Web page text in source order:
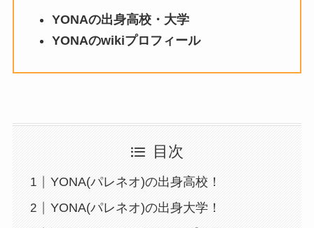
YONAの出身高校・大学
YONAのwikiプロフィール
目次
YONA(パレネオ)の出身高校！
YONA(パレネオ)の出身大学！